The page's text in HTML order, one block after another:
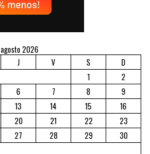
agosto 2026
J V S
D
1
2
6 7 8
9
13 14 15
16
20 21 22
23
27 28 29
30